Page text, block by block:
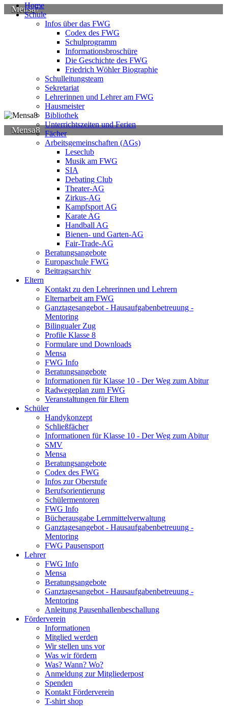
Mensa7
Mensa8
Home
Schule
Infos über das FWG
Codex des FWG
Schulprogramm
Informationsbroschüre
Die Geschichte des FWG
Friedrich Wöhler Biographie
Schulleitungsteam
Sekretariat
Lehrerinnen und Lehrer am FWG
Hausmeister
Bibliothek
Unterrichtszeiten und Ferien
Fächer
Arbeitsgemeinschaften (AGs)
Leseclub
Musik am FWG
SIA
Debating Club
Theater-AG
Zirkus-AG
Kampfsport AG
Karate AG
Handball AG
Bienen- und Garten-AG
Fair-Trade-AG
Beratungsangebote
Europaschule FWG
Beitragsarchiv
Eltern
Kontakt zu den Lehrerinnen und Lehrern
Elternarbeit am FWG
Ganztagesangebot - Hausaufgabenbetreuung -
Mentoring
Bilingualer Zug
Profile Klasse 8
Formulare und Downloads
Mensa
FWG Info
Beratungsangebote
Informationen für Klasse 10 - Der Weg zum Abitur
Radwegeplan zum FWG
Veranstaltungen für Eltern
Schüler
Handykonzept
Schließfächer
Informationen für Klasse 10 - Der Weg zum Abitur
SMV
Mensa
Beratungsangebote
Codex des FWG
Infos zur Oberstufe
Berufsorientierung
Schülermentoren
FWG Info
Bücherausgabe Lernmittelverwaltung
Ganztagesangebot - Hausaufgabenbetreuung -
Mentoring
FWG Pausensport
Lehrer
FWG Info
Mensa
Beratungsangebote
Ganztagesangebot - Hausaufgabenbetreuung -
Mentoring
Anleitung Pausenhallenbeschallung
Förderverein
Informationen
Mitglied werden
Wir stellen uns vor
Was wir fördern
Was? Wann? Wo?
Anmeldung zur Mitgliederpost
Spenden
Kontakt Förderverein
T-shirt shop